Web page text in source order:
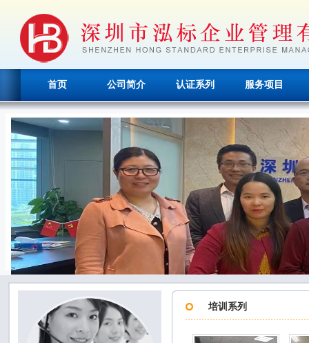
首页 公司简介 认证系列 服务项目
培训系列